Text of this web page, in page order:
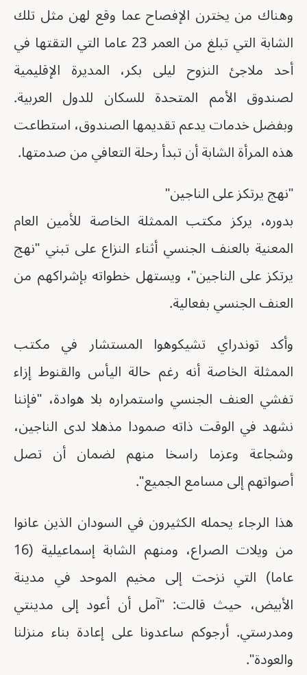
وهناك من يخترن الإفصاح عما وقع لهن مثل تلك
الشابة التي تبلغ من العمر 23 عاما التي التقتها في
أحد ملاجئ النزوح ليلى بكر، المديرة الإقليمية
لصندوق الأمم المتحدة للسكان للدول العربية.
وبفضل خدمات يدعم تقديمها الصندوق، استطاعت
هذه المرأة الشابة أن تبدأ رحلة التعافي من صدمتها.
"نهج يرتكز على الناجين"
بدوره، يركز مكتب الممثلة الخاصة للأمين العام
المعنية بالعنف الجنسي أثناء النزاع على تبني "نهج
يرتكز على الناجين"، ويستهل خطواته بإشراكهم من
العنف الجنسي بفعالية.
وأكد توندراي تشيكوهوا المستشار في مكتب
الممثلة الخاصة أنه رغم حالة اليأس والقنوط إزاء
تفشي العنف الجنسي واستمراره بلا هوادة، "فإننا
نشهد في الوقت ذاته صمودا مذهلا لدى الناجين،
وشجاعة وعزما راسخا منهم لضمان أن تصل
أصواتهم إلى مسامع الجميع".
هذا الرجاء يحمله الكثيرون في السودان الذين عانوا
من ويلات الصراع، ومنهم الشابة إسماعيلية (16
عاما) التي نزحت إلى مخيم الموحد في مدينة
الأبيض، حيث قالت: "آمل أن أعود إلى مدينتي
ومدرستي. أرجوكم ساعدونا على إعادة بناء منزلنا
والعودة".